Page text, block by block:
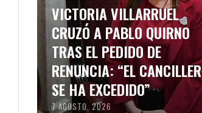
VICTORIA VILLARRUEL
CRUZÓ A PABLO QUIRNO
TRAS EL PEDIDO DE
RENUNCIA: “EL CANCILLER
SE HA EXCEDIDO”
7 AGOSTO, 2026